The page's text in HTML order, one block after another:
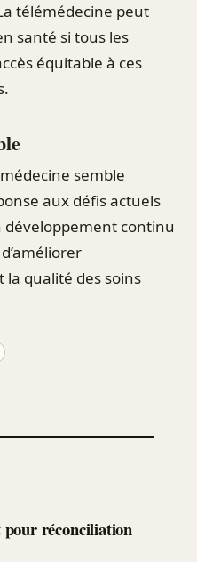
télémédecine peut
santé si tous les
équitable à ces
semble
aux défis actuels
développement continu
la qualité des soins
pour réconciliation